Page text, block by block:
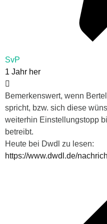
SvP
1 Jahr her
Bemerkenswert, wenn
spricht, bzw. sich diese
weiterhin Einstellungstopp
betreibt.
Heute bei Dwdl zu lesen:
https://www.dwdl.de/